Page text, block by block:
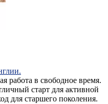
работа в свободное время.
старт для активной
для старшего поколения.